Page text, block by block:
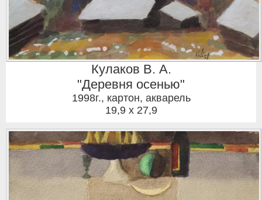
Кулаков В. А.
"Деревня осенью"
1998г., картон, акварель
19,9 x 27,9